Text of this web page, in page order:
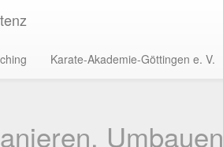
Karate-Akademie-Göttingen e. V.
Umbauen